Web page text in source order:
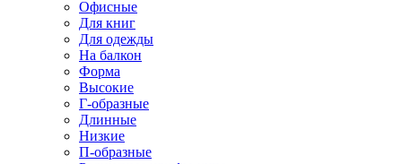
Офисные
Для книг
Для одежды
На балкон
Форма
Высокие
Г-образные
Длинные
Низкие
П-образные